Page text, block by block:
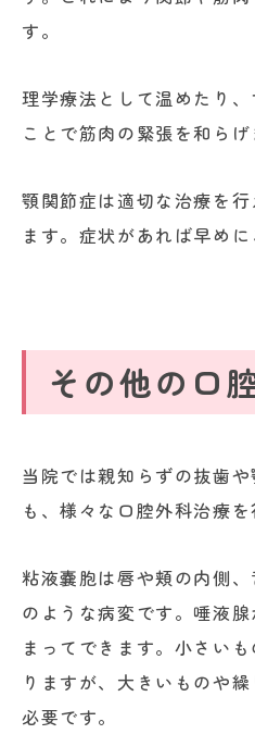
す。
理学療法として温めたり
ことで筋肉の緊張を和らげ
顎関節症は適切な治療を
ます。症状があれば早めに
その他の口
当院では親知らずの抜歯
も、様々な口腔外科治療を
粘液嚢胞は唇や頬の内側
のような病変です。唾液
まってできます。小さい
りますが、大きいものや
必要です。